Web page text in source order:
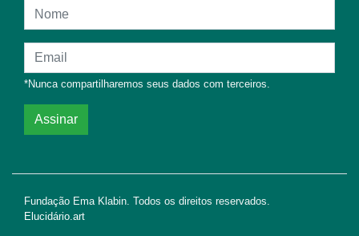
Nome
Endereço de e-mail
*Nunca compartilharemos seus dados com terceiros.
Assinar
Fundação Ema Klabin. Todos os direitos reservados.
Elucidário.art